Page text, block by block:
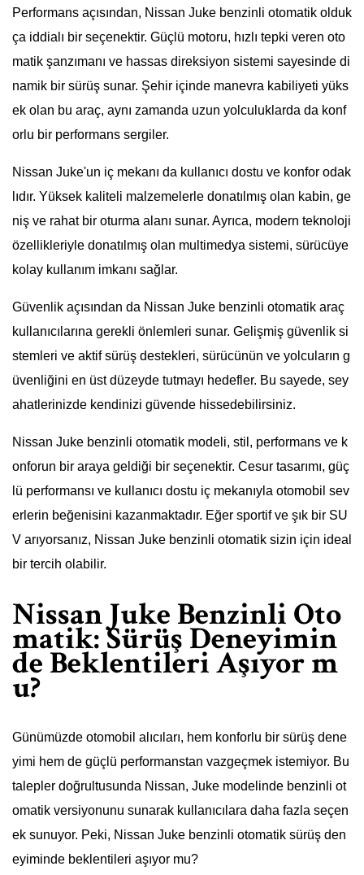
Performans açısından, Nissan Juke benzinli otomatik olduk
ça iddialı bir seçenektir. Güçlü motoru, hızlı tepki veren oto
matik şanzımanı ve hassas direksiyon sistemi sayesinde di
namik bir sürüş sunar. Şehir içinde manevra kabiliyeti yüks
ek olan bu araç, aynı zamanda uzun yolculuklarda da konf
orlu bir performans sergiler.
Nissan Juke'un iç mekanı da kullanıcı dostu ve konfor odak
lıdır. Yüksek kaliteli malzemelerle donatılmış olan kabin, ge
niş ve rahat bir oturma alanı sunar. Ayrıca, modern teknoloji
özellikleriyle donatılmış olan multimedya sistemi, sürücüye
kolay kullanım imkanı sağlar.
Güvenlik açısından da Nissan Juke benzinli otomatik araç
kullanıcılarına gerekli önlemleri sunar. Gelişmiş güvenlik si
stemleri ve aktif sürüş destekleri, sürücünün ve yolcuların g
üvenliğini en üst düzeyde tutmayı hedefler. Bu sayede, sey
ahatlerinizde kendinizi güvende hissedebilirsiniz.
Nissan Juke benzinli otomatik modeli, stil, performans ve k
onforun bir araya geldiği bir seçenektir. Cesur tasarımı, güç
lü performansı ve kullanıcı dostu iç mekanıyla otomobil sev
erlerin beğenisini kazanmaktadır. Eğer sportif ve şık bir SU
V arıyorsanız, Nissan Juke benzinli otomatik sizin için ideal
bir tercih olabilir.
Nissan Juke Benzinli Oto
matik: Sürüş Deneyimin
de Beklentileri Aşıyor m
u?
Günümüzde otomobil alıcıları, hem konforlu bir sürüş dene
yimi hem de güçlü performanstan vazgeçmek istemiyor. Bu
talepler doğrultusunda Nissan, Juke modelinde benzinli ot
omatik versiyonunu sunarak kullanıcılara daha fazla seçen
ek sunuyor. Peki, Nissan Juke benzinli otomatik sürüş den
eyiminde beklentileri aşıyor mu?